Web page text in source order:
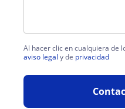
Al hacer clic en cualquiera de
aviso legal y de privacidad